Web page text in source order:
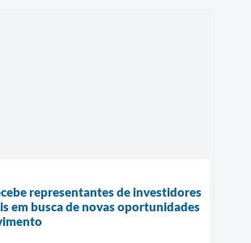
representantes de investidores
em busca de novas oportunidades